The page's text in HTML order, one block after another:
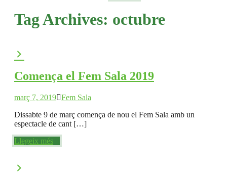
Tag Archives: octubre
Comença el Fem Sala 2019
març 7, 2019 Fem Sala
Dissabte 9 de març comença de nou el Fem Sala amb un
espectacle de cant […]
Llegeix més